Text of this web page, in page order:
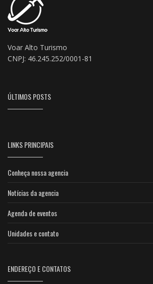
Voar Alto Turismo
CNPJ: 46.245.252/0001-81
ÚLTIMOS POSTS
LINKS PRINCIPAIS
Conheça nossa agencia
Notícias da agencia
Agenda de eventos
Unidades e contato
ENDEREÇO E CONTATOS